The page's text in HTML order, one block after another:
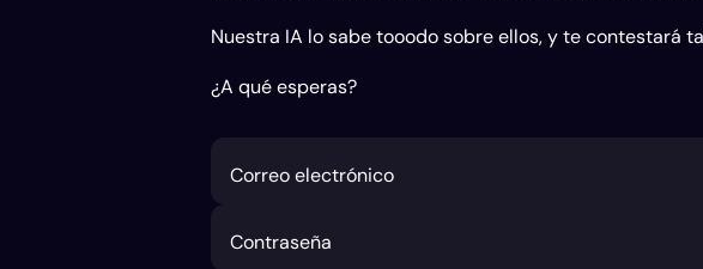
Nuestra IA lo sabe tooodo sobre ellos, y te contestará
¿A qué esperas?
Correo electrónico
Contraseña